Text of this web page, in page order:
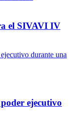
el SIVAVI IV
ejecutivo